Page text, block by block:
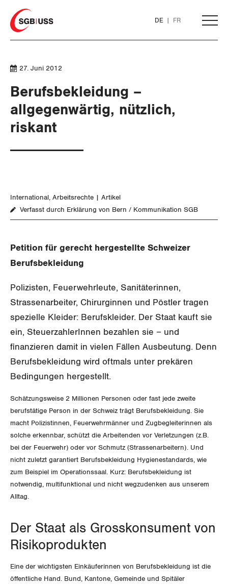
Home
DE FR
THEMEN
ARBEIT
Arbeitssicherheit und Gesundheitsschutz
Finanzen und Steuerpolitik
Geld und Währung
Aussenwirtschaft
Verteilung
Berufliche Vorsorge
Arbeitslosenversicherung
Überbrückungsleistung
Ergänzungsleistungen
Invalidenversicherung
CORONA-VIRUS
SERVICE PUBLIC
Verkehr
Post
Energie und Umwelt
Kommunikation und Medien
GLEICHSTELLUNG
Gleichstellung von Frauen und Männern
Gleichstellung von LGBTI
BILDUNG & JUGEND
MIGRATION
GEWERKSCHAFTSPOLITIK
Schweiz
Landesstreik
GEWERKSCHAFTSMITGLIED WERDEN
LOHNRECHNER
DER SGB
WIR ÜBER UNS
Medien
27. Juni 2012
Berufsbekleidung –
allgegenwärtig, nützlich,
riskant
International Arbeitsrechte
Artikel
Verfasst durch Erklärung von Bern / Kommunikation SGB
Petition für gerecht hergestellte Schweizer
Berufsbekleidung
Polizisten, Feuerwehrleute, Sanitäterinnen,
Strassenarbeiter, Chirurginnen und Pöstler tragen
spezielle Kleider: Berufskleider. Der Staat kauft sie
ein, SteuerzahlerInnen bezahlen sie – und
finanzieren damit in vielen Fällen Ausbeutung. Denn
Berufsbekleidung wird oftmals unter prekären
Bedingungen hergestellt.
Schätzungsweise 2 Millionen Personen oder fast jede zweite
berufstätige Person in der Schweiz trägt Berufsbekleidung. Sie
macht Polizistinnen, Feuerwehrmänner und Zugbegleiterinnen als
solche erkennbar, schützt die Arbeitenden vor Verletzungen (z.B.
bei der Feuerwehr) oder vor Schmutz (Strassenarbeitern). Und
nicht zuletzt garantiert Berufsbekleidung Hygienestandards, wie
zum Beispiel im Operationssaal. Kurz: Berufsbekleidung ist
notwendig, multifunktional und nicht wegzudenken aus unserem
Alltag.
Der Staat als Grosskonsument von
Risikoprodukten
Eine der wichtigsten Einkäuferinnen von Berufsbekleidung ist die
öffentliche Hand. Bund, Kantone, Gemeinde und Spitäler